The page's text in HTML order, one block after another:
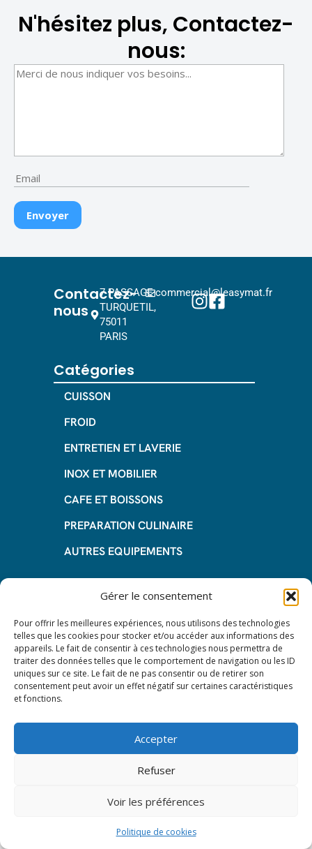
Gérer le consentement
Pour offrir les meilleures expériences, nous utilisons des technologies
telles que les cookies pour stocker et/ou accéder aux informations des
appareils. Le fait de consentir à ces technologies nous permettra de
traiter des données telles que le comportement de navigation ou les ID
uniques sur ce site. Le fait de ne pas consentir ou de retirer son
consentement peut avoir un effet négatif sur certaines caractéristiques
et fonctions.
Accepter
Refuser
Voir les préférences
Politique de cookies
N'hésitez plus, Contactez-
nous:
Contactez-
nous
7 PASSAGE
TURQUETIL,
75011
PARIS
commercial@leasymat.fr
Catégories
CUISSON
FROID
ENTRETIEN ET LAVERIE
INOX ET MOBILIER
CAFE ET BOISSONS
PREPARATION CULINAIRE
AUTRES EQUIPEMENTS
Informations
Questions fréquentes
Les avantages de la LOA
Les étapes du leasing de matériel
de restauration
Mentions Légales
Protection des données – RGPD
© 2024 All rights reserved. Leasy Mat.